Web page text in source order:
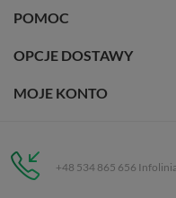
POMOC
OPCJE DOSTAWY
MOJE KONTO
+48 534 865 656